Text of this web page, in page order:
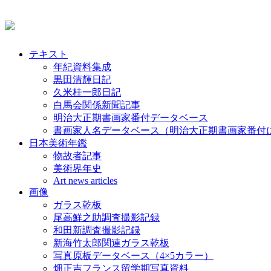
テキスト
年紀資料集成
黒田清輝日記
久米桂一郎日記
白馬会関係新聞記事
明治大正期書画家番付データベース
書画家人名データベース（明治大正期書画家番付
日本美術年鑑
物故者記事
美術界年史
Art news articles
画像
ガラス乾板
尾高鮮之助調査撮影記録
和田新調査撮影記録
新海竹太郎関連ガラス乾板
写真原板データベース（4×5カラー）
畑正吉フランス留学期写真資料